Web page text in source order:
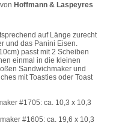
Hoffmann & Laspeyres
auf Länge zurecht
und das Panini Eisen.
passt mit 2 Scheiben
einmal in die kleinen
Sandwichmaker und
mit Toasties oder Toast
#1705: ca. 10,3 x 10,3
#1605: ca. 19,6 x 10,3